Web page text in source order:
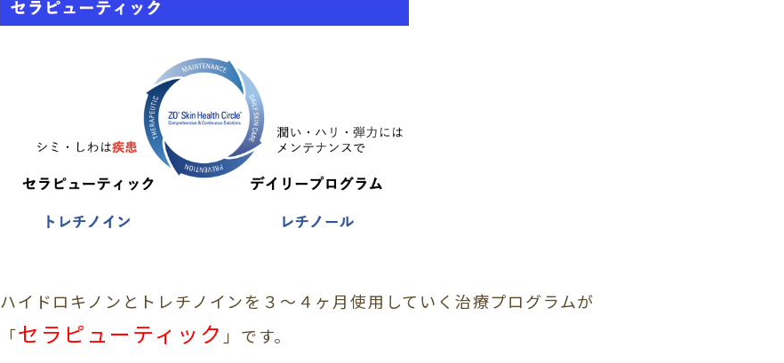
ハイドロキノンとトレチノインを３〜４ヶ月使用していく治療プログラムが
「セラピューティック 」です。